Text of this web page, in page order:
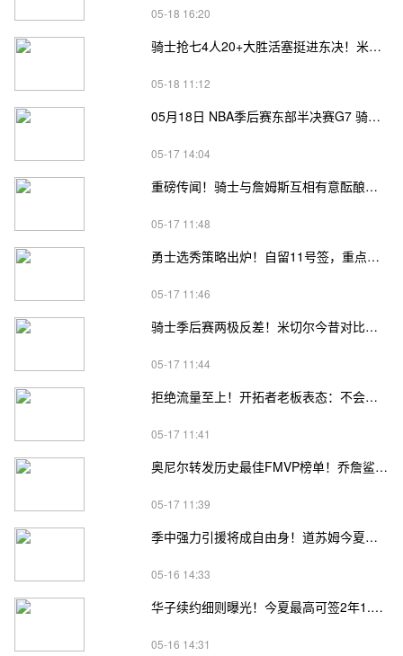
05-18 16:20
骑士抢七4人20+大胜活塞挺进东决！米切尔26+7 阿伦23分 梅里尔23分 詹金斯17分
05-18 11:12
05月18日 NBA季后赛东部半决赛G7 骑士vs活塞直播前瞻分析
05-17 14:04
重磅传闻！骑士与詹姆斯互相有意酝酿重聚，队内已开启私下沟通
05-17 11:48
勇士选秀策略出炉！自留11号签，重点瞄准“多米尼加詹姆斯”
05-17 11:46
骑士季后赛两极反差！米切尔今昔对比，从孤胆英雄变全队短板
05-17 11:44
拒绝流量至上！开拓者老板表态：不会为收视率强行安排杨瀚森登场
05-17 11:41
奥尼尔转发历史最佳FMVP榜单！乔詹鲨邓四大巨星强势上榜
05-17 11:39
季中强力引援将成自由身！道苏姆今夏可签3年5240万续约合同
05-16 14:33
华子续约细则曝光！今夏最高可签2年1.216亿，冲最佳阵解锁4年3亿顶薪
05-16 14:31